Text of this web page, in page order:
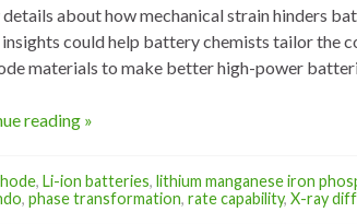
details about how mechanical strain hinders
insights could help battery chemists tailor the
materials to make better high-power
reading »
, Li-ion batteries, lithium manganese iron
, phase transformation, rate capability, X-ray